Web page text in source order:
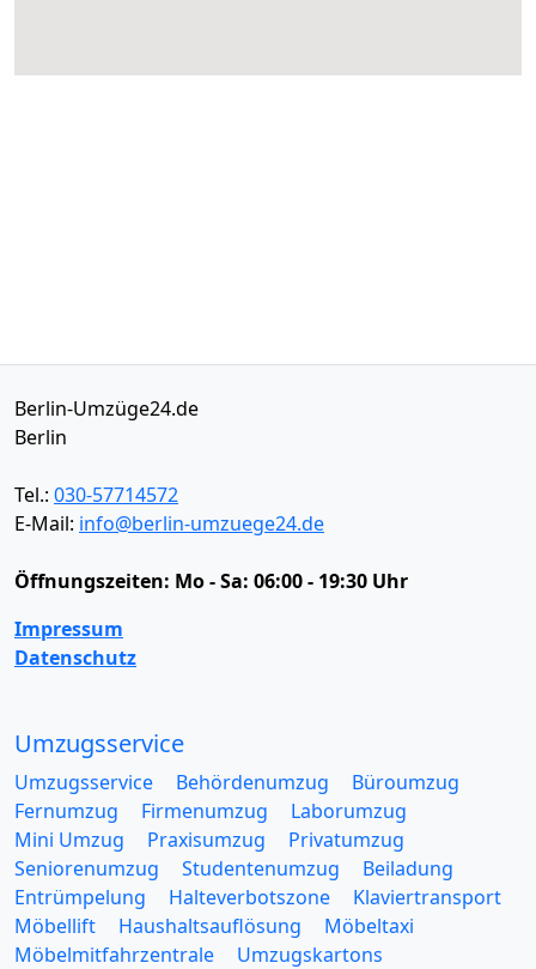
Berlin-Umzüge24.de
Berlin
Tel.: 030-57714572
E-Mail: info@berlin-umzuege24.de
Öffnungszeiten: Mo - Sa: 06:00 - 19:30 Uhr
Impressum
Datenschutz
Umzugsservice
Umzugsservice Behördenumzug
Büroumzug
Fernumzug
Firmenumzug
Laborumzug
Mini Umzug
Praxisumzug
Privatumzug
Seniorenumzug
Studentenumzug
Beiladung
Entrümpelung
Halteverbotszone
Klaviertransport
Möbellift
Haushaltsauflösung
Möbeltaxi
Möbelmitfahrzentrale
Umzugskartons